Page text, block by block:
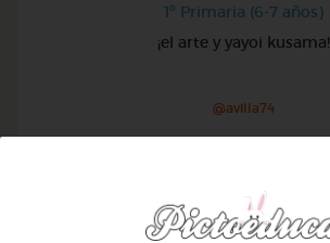
1º Primaria (6-7 años)
¡el arte y yayoi kusama!
@avilla74